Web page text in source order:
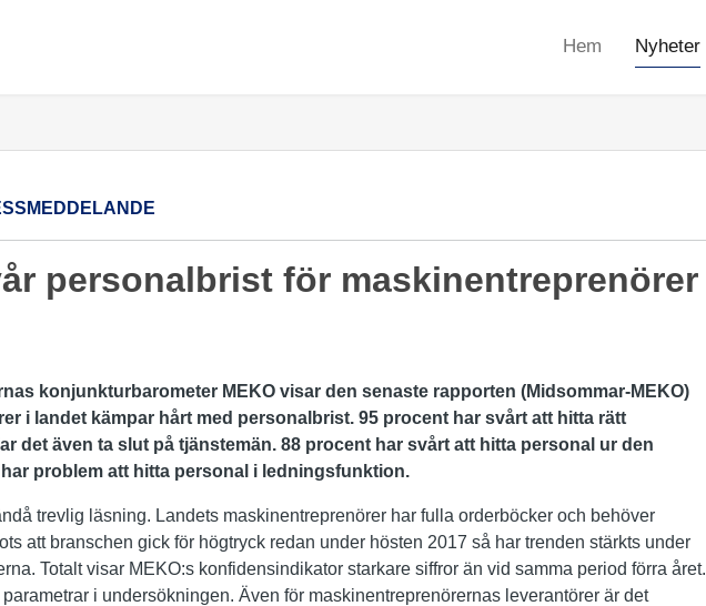
Hem Nyheter
personalbrist för maskinentreprenörer
konjunkturbarometer MEKO visar den senaste rapporten (Midsommar-MEKO)
i landet kämpar hårt med personalbrist. 95 procent har svårt att hitta rätt
det även ta slut på tjänstemän. 88 procent har svårt att hitta personal ur den
problem att hitta personal i ledningsfunktion.
trevlig läsning. Landets maskinentreprenörer har fulla orderböcker och behöver
att branschen gick för högtryck redan under hösten 2017 så har trenden stärkts under
Totalt visar MEKO:s konfidensindikator starkare siffror än vid samma period förra året.
i undersökningen. Även för maskinentreprenörernas leverantörer är det